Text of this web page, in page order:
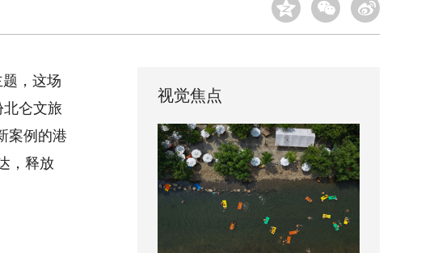
，这场
北仑文旅
案例的港
，释放
视觉焦点